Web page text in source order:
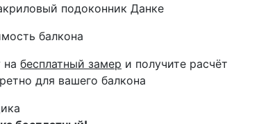
подоконник Данке
балкона
на бесплатный замер и получите расчёт
для вашего балкона